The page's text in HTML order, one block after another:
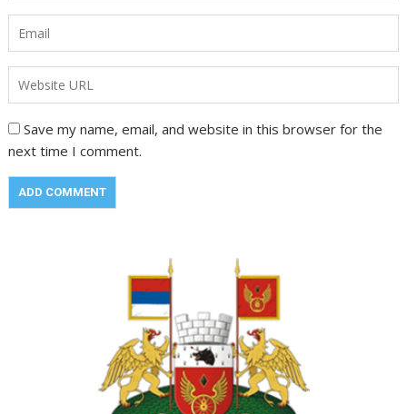
Save my name, email, and website in this browser for the
next time I comment.